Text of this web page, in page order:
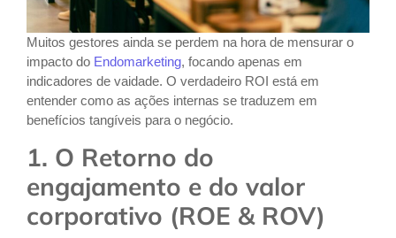
Muitos gestores ainda se perdem na hora de mensurar o
impacto do Endomarketing, focando apenas em
indicadores de vaidade. O verdadeiro ROI está em
entender como as ações internas se traduzem em
benefícios tangíveis para o negócio.
1. O Retorno do
engajamento e do valor
corporativo (ROE & ROV)